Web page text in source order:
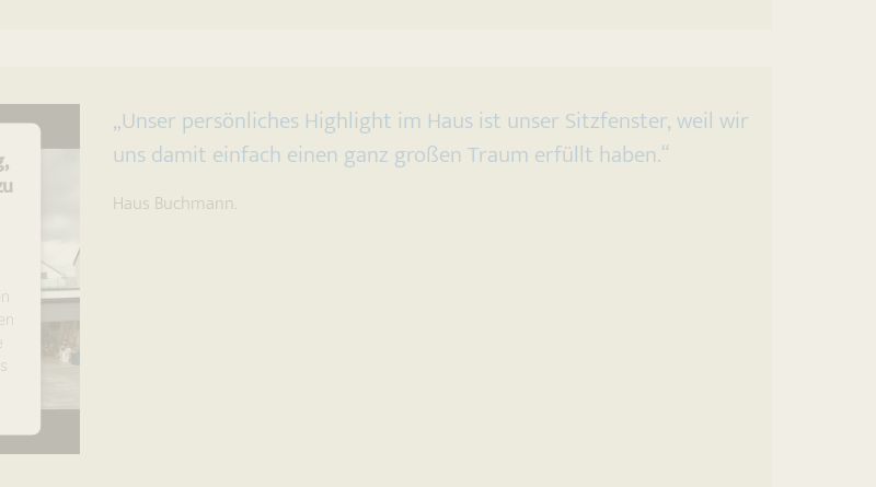
„Unser persönliches Highlight im Haus ist unser Sitzfenster, weil wir
uns damit einfach einen ganz großen Traum erfüllt haben.“
Haus Buchmann.